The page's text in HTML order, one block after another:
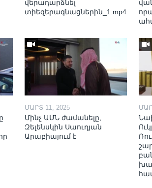
վերադարձնել
տիեզերագնացներին_1.mp4
ՄԱՐՏ 11, 2025
Մինչ ԱՄՆ ժամանելը,
Զելենսկին Սաուդյան
Արաբիայում է